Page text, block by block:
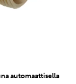
automaattisella